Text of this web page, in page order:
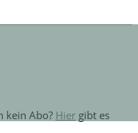
kein Abo? Hier gibt es